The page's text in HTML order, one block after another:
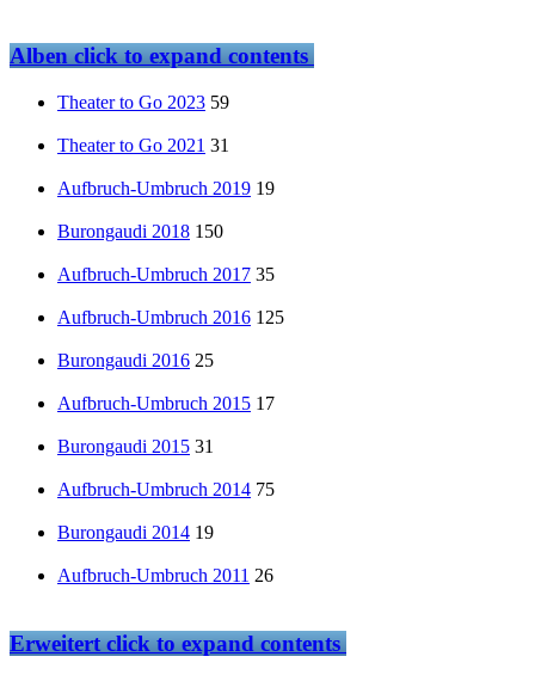
Albenclick to expand contents
Theater to Go 2023 59
Theater to Go 2021 31
Aufbruch-Umbruch 2019 19
Burongaudi 2018 150
Aufbruch-Umbruch 2017 35
Aufbruch-Umbruch 2016 125
Burongaudi 2016 25
Aufbruch-Umbruch 2015 17
Burongaudi 2015 31
Aufbruch-Umbruch 2014 75
Burongaudi 2014 19
Aufbruch-Umbruch 2011 26
Erweitertclick to expand contents